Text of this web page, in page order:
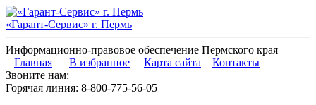
«Гарант-Сервис» г. Пермь
Информационно-правовое обеспечение Пермского края
Главная
В избранное Карта сайта
Контакты
Звоните нам:
Горячая линия: 8-800-775-56-05